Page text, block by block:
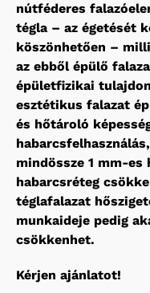
nútféderes
tégla – az égetését
köszönhetően –
az ebből épülő
épületfizikai
esztétikus falazat
és hőtároló
mindössze 1 mm-es
habarcsréteg
téglafalazat
munkaideje pedig
csökkenhet.
Kérjen ajánlatot!